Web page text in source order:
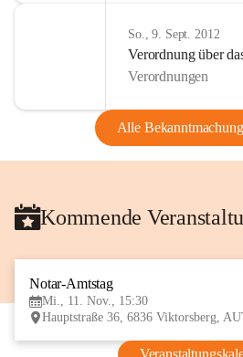
So., 9. Sept. 2012
Verordnung über
Verordnungen
Alle
Kommende
Notar-Amtstag
Mi., 11. Nov., 15:30
Hauptstraße 36, 6836 Viktorsberg,